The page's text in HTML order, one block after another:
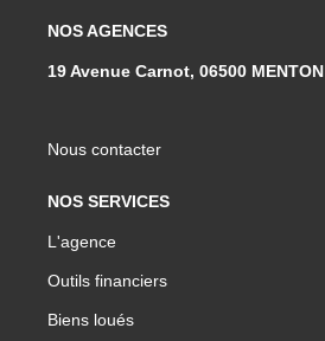
NOS AGENCES
19 Avenue Carnot, 06500 MENTON
Nous contacter
NOS SERVICES
L'agence
Outils financiers
Biens loués